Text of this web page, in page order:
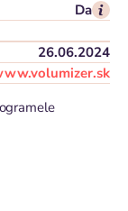
Da
26.06.2024